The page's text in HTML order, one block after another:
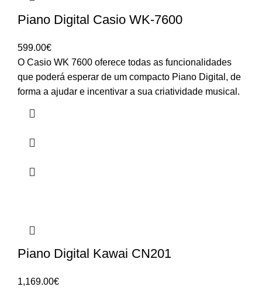
Piano Digital Casio WK-7600
599.00€
O Casio WK 7600 oferece todas as funcionalidades
que poderá esperar de um compacto Piano Digital, de
forma a ajudar e incentivar a sua criatividade musical.
Piano Digital Kawai CN201
1,169.00€